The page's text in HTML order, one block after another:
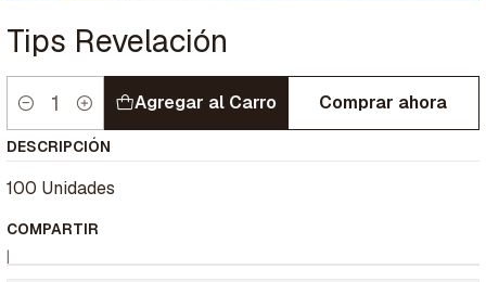
Tips Revelación
Cantidad
Agregar al Carro Comprar ahora
DESCRIPCIÓN
100 Unidades
COMPARTIR
|